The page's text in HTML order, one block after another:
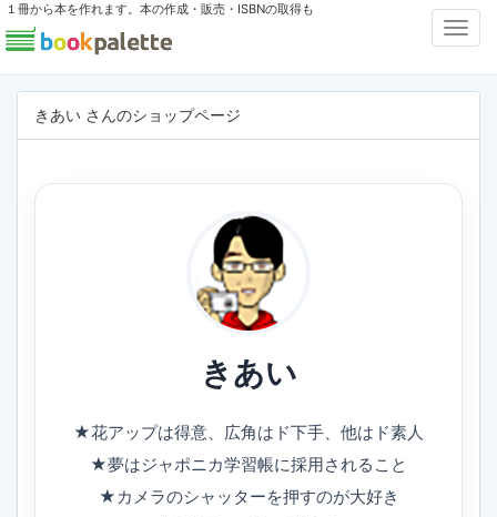
１冊から本を作れます。本の作成・販売・ISBNの取得も
きあい さんのショップページ
きあい
★花アップは得意、広角はド下手、他はド素人
★夢はジャポニカ学習帳に採用されること
★カメラのシャッターを押すのが大好き